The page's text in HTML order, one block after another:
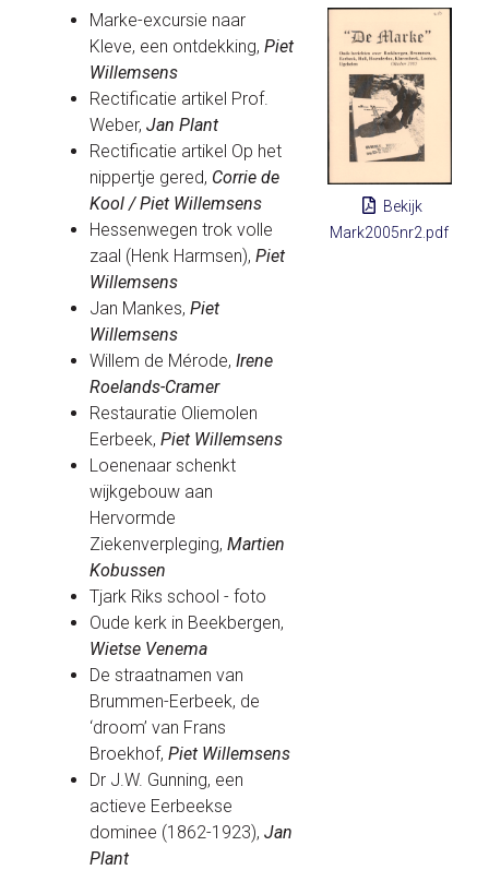
Bekijk
Mark2005nr2.pdf
Marke-excursie naar
Kleve, een ontdekking,Piet
Willemsens
Rectificatie artikel Prof.
Weber,Jan Plant
Rectificatie artikel Op het
nippertje gered, Corrie de
Kool / Piet Willemsens
Hessenwegen trok volle
zaal (Henk Harmsen),Piet
Willemsens
Jan Mankes,Piet
Willemsens
Willem de Mérode,Irene
Roelands-Cramer
Restauratie Oliemolen
Eerbeek,Piet Willemsens
Loenenaar schenkt
wijkgebouw aan
Hervormde
Ziekenverpleging,Martien
Kobussen
Tjark Riks school - foto
Oude kerk in Beekbergen,
Wietse Venema
De straatnamen van
Brummen-Eerbeek, de
‘droom’ van Frans
Broekhof,Piet Willemsens
Dr J.W. Gunning, een
actieve Eerbeekse
dominee (1862-1923),Jan
Plant